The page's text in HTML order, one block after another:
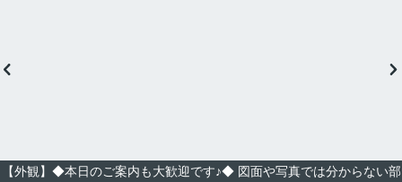
【外観】◆本日のご案内も大歓迎です♪◆ 図面や写真では分からない部